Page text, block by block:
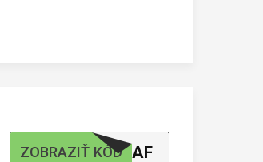
ZOBRAZIŤ KÓD
NEF20AF